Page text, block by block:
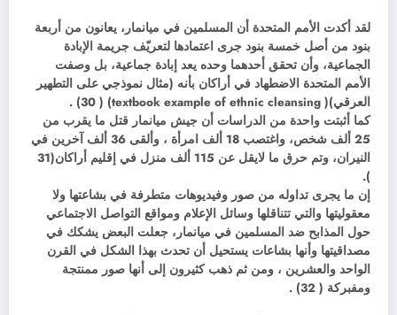
لقد أكدت الأمم المتحدة أن المسلمين في ميانمار، يعانون من أربعة
بنود من أصل خمسة بنود جرى اعتمادها لتعريّف جريمة الإبادة
الجماعية، وأن تحقق أحدهما وحده يعد إبادة جماعية، بل وصفت
الأمم المتحدة الاضطهاد في أراكان بأنه (مثال نموذجي على التطهير
العرقي)( textbook example of ethnic cleansing) ( 30) .
كما أثبتت واحدة من الدراسات أن جيش ميانمار قتل ما يقرب من
25 ألف شخص، واغتصب 18 ألف امرأة ، وألقى 36 ألف آخرين في
النيران، وتم حرق ما لايقل عن 115 ألف منزل في إقليم أراكان(31
).
إن ما يجرى تداوله من صور وفيديوهات متطرفة في بشاعتها ولا
معقوليتها والتي تتناقلها وسائل الإعلام ومواقع التواصل الاجتماعي
حول المذابح ضد المسلمين في ميانمار، جعلت البعض يشكك في
مصداقيتها وأنها بشاعات يستحيل أن تحدث بهذا الشكل في القرن
الواحد والعشرين ، ومن ثم ذهب كثيرون إلى أنها صور ممنتجة
ومفبركة ( 32) .